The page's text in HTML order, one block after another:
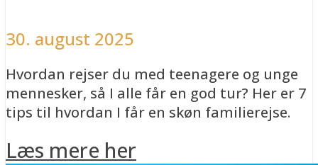
30. august 2025
Hvordan rejser du med teenagere og unge
mennesker, så I alle får en god tur? Her er 7
tips til hvordan I får en skøn familierejse.
Læs mere her